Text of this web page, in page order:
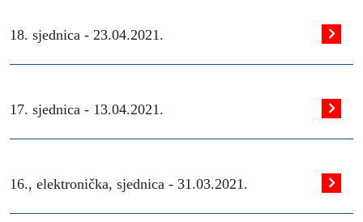
18. sjednica - 23.04.2021.
17. sjednica - 13.04.2021.
16., elektronička, sjednica - 31.03.2021.